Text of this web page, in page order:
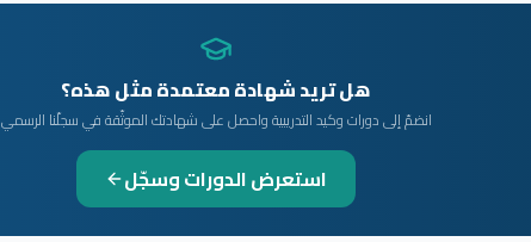
هل تريد شهادة معتمدة مثل هذه؟
انضمّ إلى دورات وكيد التدريبية واحصل على شهادتك الموثّقة في سجلّنا الرسمي
استعرض الدورات وسجّل